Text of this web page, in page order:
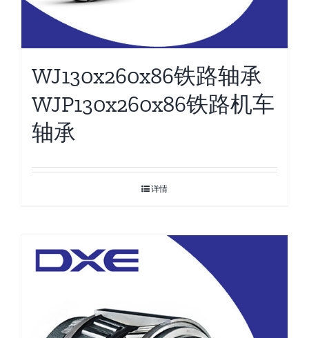
WJ130x260x86铁路轴承
WJP130x260x86铁路机车
轴承
详情